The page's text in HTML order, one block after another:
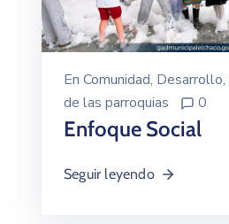
En Comunidad‚ Desarrollo‚
de las parroquias
0
Enfoque Social
Seguir leyendo